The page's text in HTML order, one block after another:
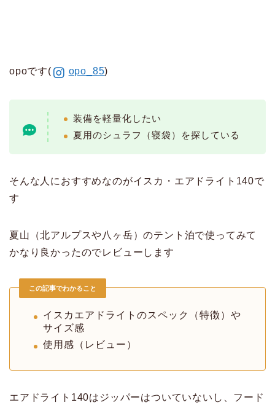
opoです( opo_85)
装備を軽量化したい
夏用のシュラフ（寝袋）を探している
そんな人におすすめなのがイスカ・エアドライト140で
す
夏山（北アルプスや八ヶ岳）のテント泊で使ってみて
かなり良かったのでレビューします
この記事でわかること
イスカエアドライトのスペック（特徴）や
サイズ感
使用感（レビュー）
エアドライト140はジッパーはついていないし、フード